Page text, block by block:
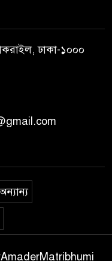
ঢাকা-১০০০
অন্যান্য